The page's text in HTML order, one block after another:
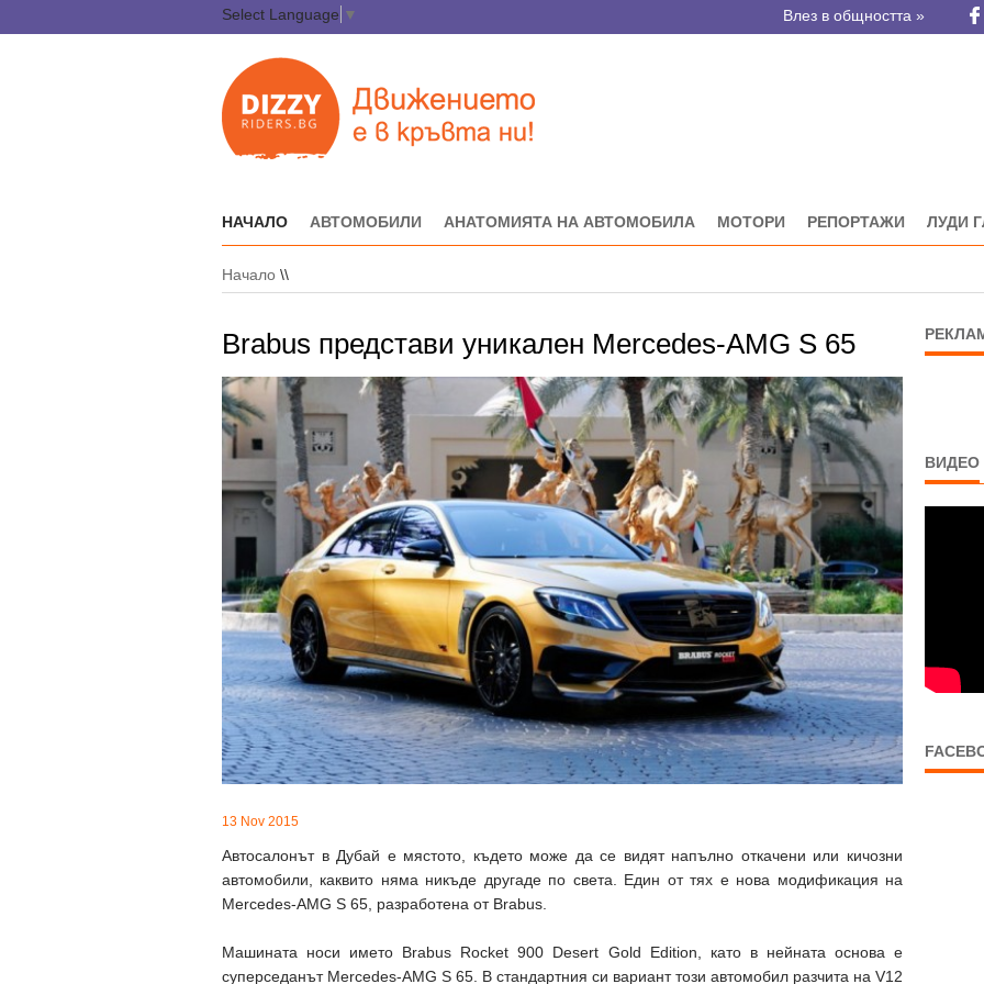
Select Language ▼ Влез в общността »
НАЧАЛО АВТОМОБИЛИ АНАТОМИЯТА НА АВТОМОБИЛА МОТОРИ РЕПОРТАЖИ ЛУДИ
Начало \\
Brabus представи уникален Mercedes-AMG S 65
13 Nov 2015
Автосалонът в Дубай е мястото, където може да се видят напълно откачени или кичозни
автомобили, каквито няма никъде другаде по света. Един от тях е нова модификация на
Mercedes-AMG S 65, разработена от Brabus.
Машината носи името Brabus Rocket 900 Desert Gold Edition, като в нейната основа е
суперседанът Mercedes-AMG S 65. В стандартния си вариант този автомобил разчита на V12
ВИДЕО